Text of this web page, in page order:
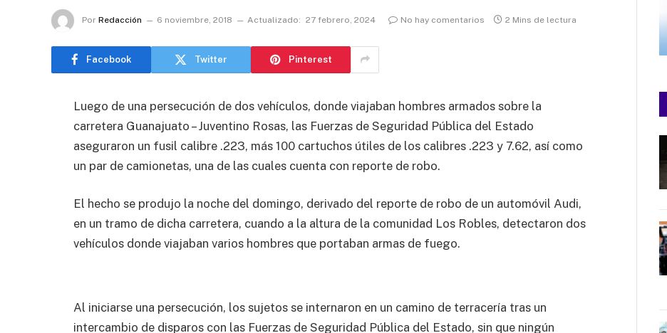
Por Redacción 6 noviembre, 2018 Actualizado: 27 febrero, 2024 No hay comentarios 2 Mins de lectura
Facebook Twitter Pinterest
Luego de una persecución de dos vehículos, donde viajaban hombres armados sobre la
carretera Guanajuato – Juventino Rosas, las Fuerzas de Seguridad Pública del Estado
aseguraron un fusil calibre .223, más 100 cartuchos útiles de los calibres .223 y 7.62, así como
un par de camionetas, una de las cuales cuenta con reporte de robo.
El hecho se produjo la noche del domingo, derivado del reporte de robo de un automóvil Audi,
en un tramo de dicha carretera, cuando a la altura de la comunidad Los Robles, detectaron dos
vehículos donde viajaban varios hombres que portaban armas de fuego.
Al iniciarse una persecución, los sujetos se internaron en un camino de terracería tras un
intercambio de disparos con las Fuerzas de Seguridad Pública del Estado, sin que ningún